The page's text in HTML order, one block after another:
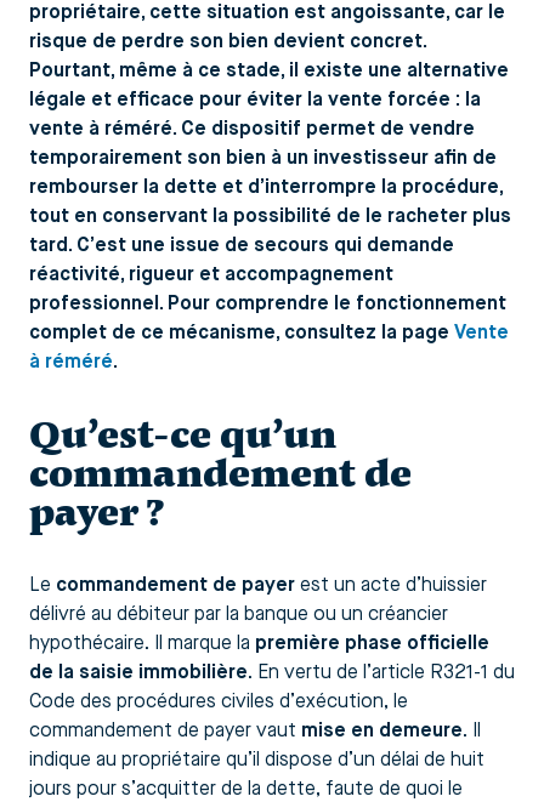
propriétaire, cette situation est angoissante, car le
risque de perdre son bien devient concret.
Pourtant, même à ce stade, il existe une alternative
légale et efficace pour éviter la vente forcée : la
vente à réméré. Ce dispositif permet de vendre
temporairement son bien à un investisseur afin de
rembourser la dette et d’interrompre la procédure,
tout en conservant la possibilité de le racheter plus
tard. C’est une issue de secours qui demande
réactivité, rigueur et accompagnement
professionnel. Pour comprendre le fonctionnement
complet de ce mécanisme, consultez la page Vente
à réméré.
Qu’est-ce qu’un
commandement de
payer ?
Le commandement de payer est un acte d’huissier
délivré au débiteur par la banque ou un créancier
hypothécaire. Il marque la première phase officielle
de la saisie immobilière. En vertu de l’article R321-1 du
Code des procédures civiles d’exécution, le
commandement de payer vaut mise en demeure. Il
indique au propriétaire qu’il dispose d’un délai de huit
jours pour s’acquitter de la dette, faute de quoi le